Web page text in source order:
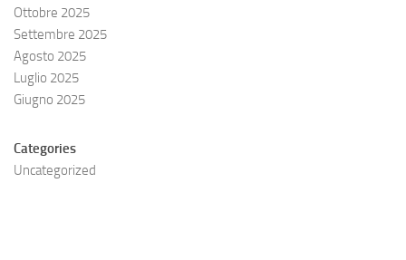
Ottobre 2025
Settembre 2025
Agosto 2025
Luglio 2025
Giugno 2025
Categories
Uncategorized